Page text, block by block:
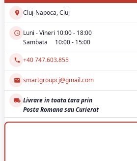
Cluj-Napoca, Cluj
Luni - Vineri 10:00 - 18:00
Sambata 10:00 - 15:00
+40 747.603.855
smartgroupcj@gmail.com
Livrare in toata tara prin
Posta Romana sau Curierat